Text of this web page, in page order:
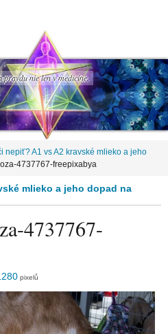
nie len v medicíne.
nepiť? A1 vs A2 kravské mlieko a jeho
4737767-freepixabya
mlieko a jeho dopad na
4737767-
pixelů